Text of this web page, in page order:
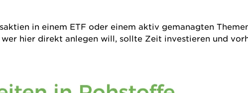
in einem ETF oder einem aktiv gemanagten
hier direkt anlegen will, sollte Zeit investieren und